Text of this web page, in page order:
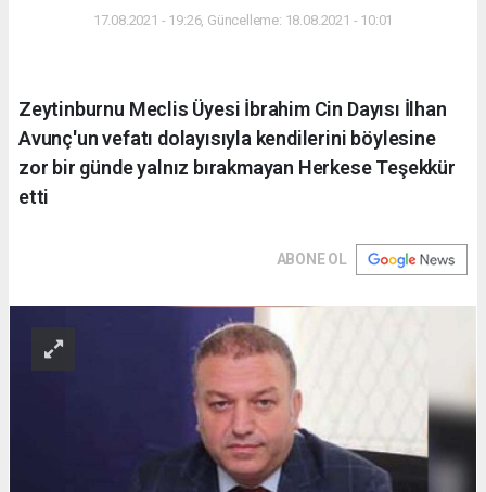
17.08.2021 - 19:26, Güncelleme: 18.08.2021 - 10:01
Zeytinburnu Meclis Üyesi İbrahim Cin Dayısı İlhan
Avunç'un vefatı dolayısıyla kendilerini böylesine
zor bir günde yalnız bırakmayan Herkese Teşekkür
etti
ABONE OL